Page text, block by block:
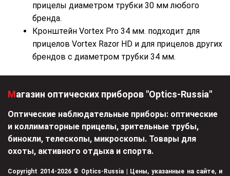
прицелы диаметром трубки 30 мм любого
бренда.
Кронштейн Vortex Pro 34 мм. подходит для
прицелов Vortex Razor HD и для прицелов других
брендов с диаметром трубки 34 мм.
Магазин оптических приборов "Optics-Russia"
Оптические наблюдательные приборы: оптические
и коллиматорные прицелы, зрительные трубы,
бинокли, телескопы, микроскопы. Товары для
охоты, активного отдыха и спорта.
Copyright 2014-2026 © Optics-Russia | Цены, указанные на сайте, и